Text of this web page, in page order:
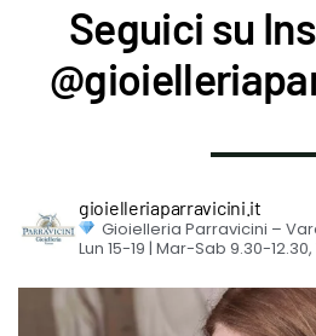
Seguici su
gioielleriaparravicini.it
Gioielleria Parravicini –
Lun 15-19 | Mar-Sab 9.30-12.30,